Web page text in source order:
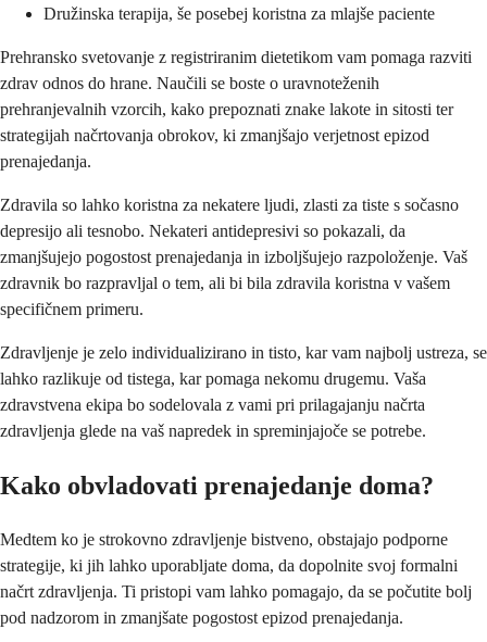
Družinska terapija, še posebej koristna za mlajše paciente
Prehransko svetovanje z registriranim dietetikom vam pomaga razviti
zdrav odnos do hrane. Naučili se boste o uravnoteženih
prehranjevalnih vzorcih, kako prepoznati znake lakote in sitosti ter
strategijah načrtovanja obrokov, ki zmanjšajo verjetnost epizod
prenajedanja.
Zdravila so lahko koristna za nekatere ljudi, zlasti za tiste s sočasno
depresijo ali tesnobo. Nekateri antidepresivi so pokazali, da
zmanjšujejo pogostost prenajedanja in izboljšujejo razpoloženje. Vaš
zdravnik bo razpravljal o tem, ali bi bila zdravila koristna v vašem
specifičnem primeru.
Zdravljenje je zelo individualizirano in tisto, kar vam najbolj ustreza, se
lahko razlikuje od tistega, kar pomaga nekomu drugemu. Vaša
zdravstvena ekipa bo sodelovala z vami pri prilagajanju načrta
zdravljenja glede na vaš napredek in spreminjajoče se potrebe.
Kako obvladovati prenajedanje doma?
Medtem ko je strokovno zdravljenje bistveno, obstajajo podporne
strategije, ki jih lahko uporabljate doma, da dopolnite svoj formalni
načrt zdravljenja. Ti pristopi vam lahko pomagajo, da se počutite bolj
pod nadzorom in zmanjšate pogostost epizod prenajedanja.